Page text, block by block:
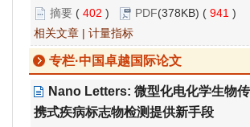
摘要 ( 402 ) PDF(378KB) ( 941 )
相关文章 | 计量指标
专栏·中国卓越国际论文
Nano Letters: 微型化电化学生物
携式疾病标志物检测提供新手段